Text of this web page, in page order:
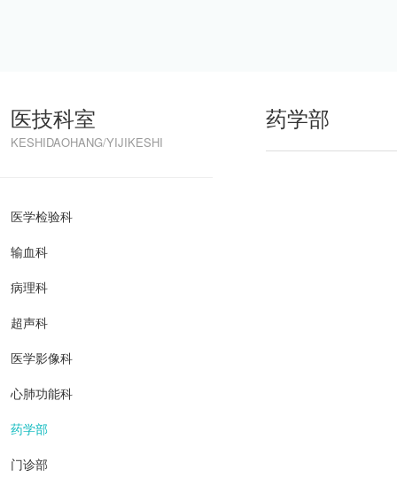
医技科室
KESHIDAOHANG/YIJIKESHI
医学检验科
输血科
病理科
超声科
医学影像科
心肺功能科
药学部
门诊部
药学部